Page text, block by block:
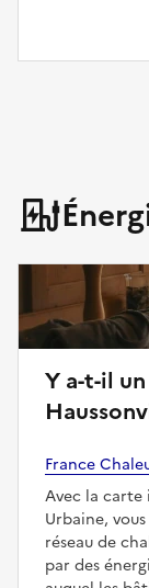
Y a-t-il un réseau de chaleur à
France
Avec la carte
Urbaine,
réseau de
par des